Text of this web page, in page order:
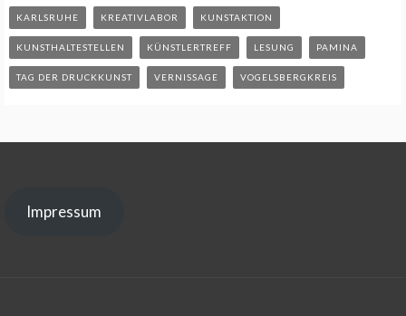
KARLSRUHE KREATIVLABOR KUNSTAKTION
KUNSTHALTESTELLEN KÜNSTLERTREFF LESUNG PAMINA
TAG DER DRUCKKUNST VERNISSAGE VOGELSBERGKREIS
Impressum